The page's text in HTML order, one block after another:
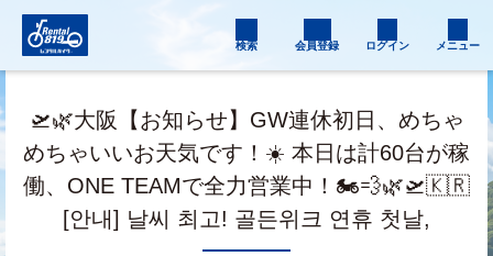
検索 会員登録 ログイン メニュー
🛫🌿大阪【お知らせ】GW連休初日、めちゃ
めちゃいいお天気です！☀️ 本日は計60台が稼
働、ONE TEAMで全力営業中！🏍️💨🌿🛫🇰🇷
[안내] 날씨 최고! 골든위크 연휴 첫날,